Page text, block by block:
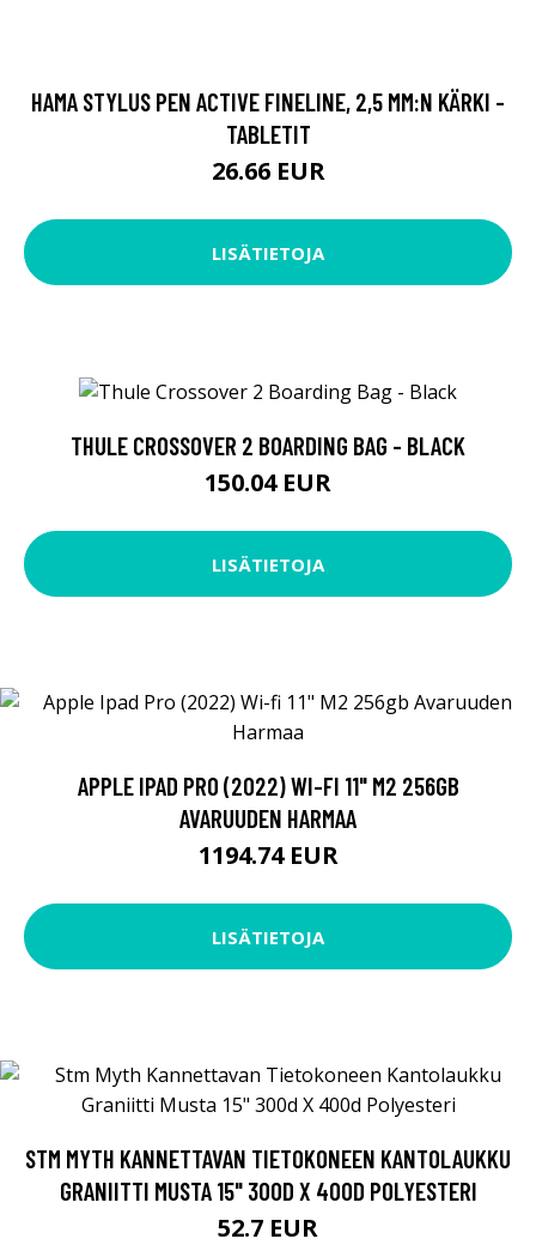
HAMA STYLUS PEN ACTIVE FINELINE, 2,5 MM:N KÄRKI -
TABLETIT
26.66 EUR
LISÄTIETOJA
THULE CROSSOVER 2 BOARDING BAG - BLACK
150.04 EUR
LISÄTIETOJA
APPLE IPAD PRO (2022) WI-FI 11" M2 256GB
AVARUUDEN HARMAA
1194.74 EUR
LISÄTIETOJA
STM MYTH KANNETTAVAN TIETOKONEEN KANTOLAUKKU
GRANIITTI MUSTA 15" 300D X 400D POLYESTERI
52.7 EUR